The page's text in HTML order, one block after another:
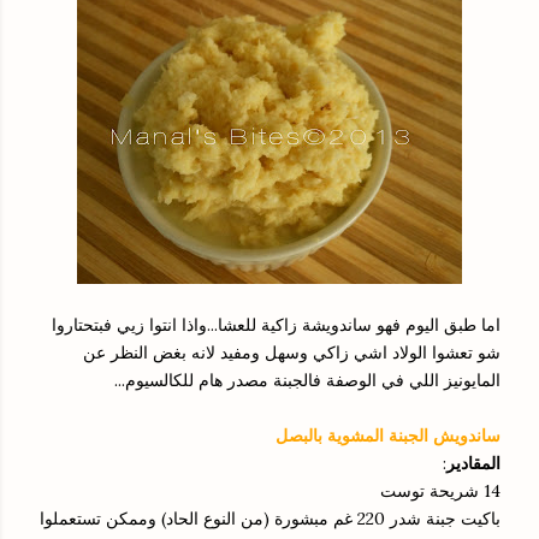
اما طبق اليوم فهو ساندويشة زاكية للعشا...واذا انتوا زيي فبتحتاروا
شو تعشوا الولاد اشي زاكي وسهل ومفيد لانه بغض النظر عن
المايونيز اللي في الوصفة فالجبنة مصدر هام للكالسيوم...
ساندويش الجبنة المشوية بالبصل
المقادير :
14 شريحة توست
باكيت جبنة شدر 220 غم مبشورة (من النوع الحاد) وممكن تستعملوا